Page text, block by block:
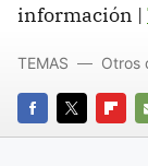
información |
FACEBOOK
TWITTER
TEMAS Otros